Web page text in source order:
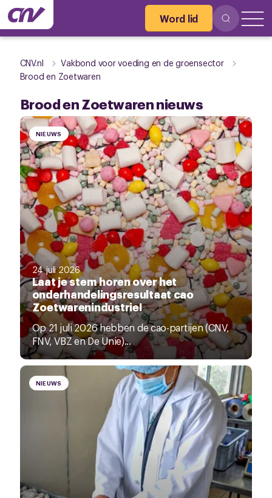
Word lid
CNV.nl
Vakbond voor voeding en de groensector
Brood en Zoetwaren
Brood en Zoetwaren nieuws
NIEUWS
24 juli 2026
Laat je stem horen over het
onderhandelingsresultaat cao
Zoetwarenindustrie!
Op 21 juli 2026 hebben de cao-partijen (CNV,
FNV, VBZ en De Unie)...
NIEUWS